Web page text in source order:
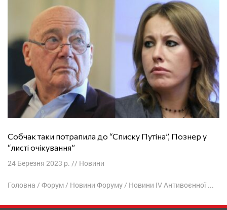
Собчак таки потрапила до “Списку Путіна”, Познер у
“листі очікування”
24 Березня 2023 р. // Новини
Головна / Форум/ Новини Форуму/ Новини IV Антивоєнної конференції